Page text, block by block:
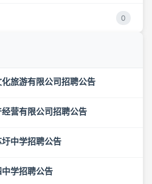
0
旅游有限公司招聘公告
营有限公司招聘公告
中学招聘公告
学招聘公告